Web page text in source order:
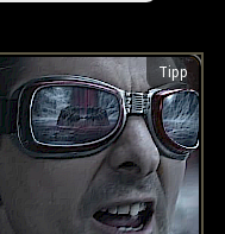
Tipp